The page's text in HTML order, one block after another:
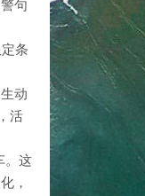
句
条
动
活
。这
，